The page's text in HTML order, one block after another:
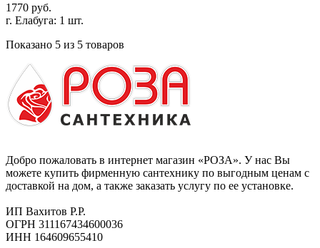
1770 руб.
г. Елабуга: 1 шт.
Показано 5 из 5 товаров
Добро пожаловать в интернет магазин «РОЗА». У нас Вы
можете купить фирменную сантехнику по выгодным ценам с
доставкой на дом, а также заказать услугу по ее установке.
ИП Вахитов Р.Р.
ОГРН 311167434600036
ИНН 164609655410